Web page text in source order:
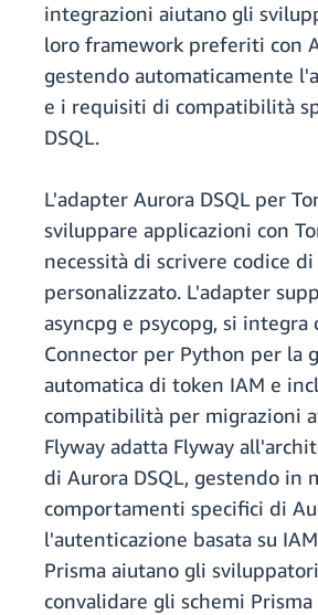
integrazioni aiutano gli
loro framework preferiti con
gestendo automaticamente
e i requisiti di compatibilità
DSQL.
L'adapter Aurora DSQL per
sviluppare applicazioni con
necessità di scrivere codice
personalizzato. L'adapter
asyncpg e psycopg, si integra
Connector per Python per la
automatica di token IAM e
compatibilità per migrazioni
Flyway adatta Flyway
di Aurora DSQL, gestendo in
comportamenti specifici di
l'autenticazione basata su
Prisma aiutano gli
convalidare gli schemi